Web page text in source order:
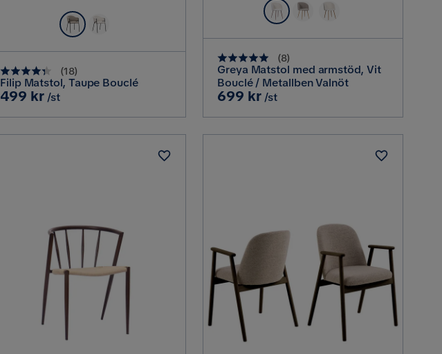
(18)
Filip Matstol, Taupe Bouclé
Pris
499 kr/st
(8)
Greya Matstol med armstöd, Vit
Bouclé / Metallben Valnöt
Pris
699 kr/st